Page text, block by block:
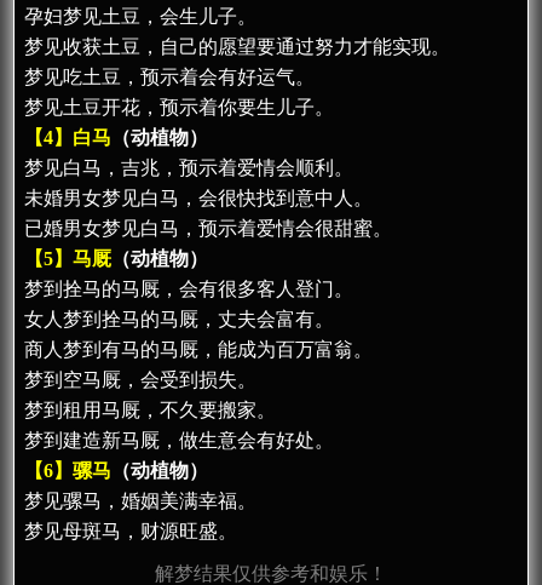
孕妇梦见土豆，会生儿子。
梦见收获土豆，自己的愿望要通过努力才能实现。
梦见吃土豆，预示着会有好运气。
梦见土豆开花，预示着你要生儿子。
【4】白马 （动植物）
梦见白马，吉兆，预示着爱情会顺利。
未婚男女梦见白马，会很快找到意中人。
已婚男女梦见白马，预示着爱情会很甜蜜。
【5】马厩 （动植物）
梦到拴马的马厩，会有很多客人登门。
女人梦到拴马的马厩，丈夫会富有。
商人梦到有马的马厩，能成为百万富翁。
梦到空马厩，会受到损失。
梦到租用马厩，不久要搬家。
梦到建造新马厩，做生意会有好处。
【6】骡马 （动植物）
梦见骡马，婚姻美满幸福。
梦见母斑马，财源旺盛。
解梦结果仅供参考和娱乐！